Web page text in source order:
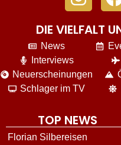
DIE VIELFALT
News
Interviews
Neuerscheinungen
Schlager im TV
TOP NEWS
Florian Silbereisen